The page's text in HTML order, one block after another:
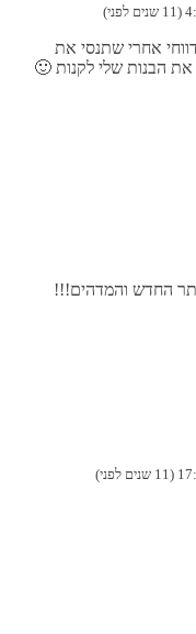
אחרי שתנסי את
הבנות שלי לקנות 🙂
החדש והמדהים!!!